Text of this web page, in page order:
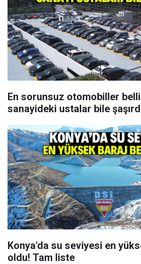
En sorunsuz otomobiller
sanayideki ustalar bile
Konya'da su seviyesi en
oldu! Tam liste